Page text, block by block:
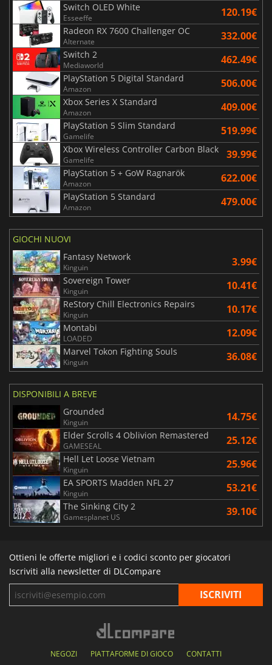
Switch OLED White
Esseeffe 120.19€
Radeon RX 7600 Challenger OC
Alternate 332.00€
Switch 2
Mediaworld 462.49€
PlayStation 5 Digital Standard
Amazon 506.00€
Xbox Series X Standard
Amazon 409.00€
PlayStation 5 Slim Standard
Gamelife 519.99€
Xbox Wireless Controller Carbon Black
Gamelife 39.99€
PlayStation 5 + GoW Ragnarök
Amazon 622.00€
PlayStation 5 Standard
Amazon 479.00€
GIOCHI NUOVI
Fantasy Network
Kinguin 3.99€
Sovereign Tower
Kinguin 10.41€
ReStory Chill Electronics Repairs
Kinguin 10.17€
Montabi
LOADED 12.09€
Marvel Tokon Fighting Souls
Kinguin 36.08€
DISPONIBILI A BREVE
Grounded
Kinguin 14.75€
Elder Scrolls 4 Oblivion Remastered
GAMESEAL 25.12€
Hell Let Loose Vietnam
Kinguin 25.96€
EA SPORTS Madden NFL 27
Kinguin 53.21€
The Sinking City 2
Gamesplanet US 39.10€
Ottieni le offerte migliori e i codici sconto per giocatori
Iscriviti alla newsletter di DLCompare
NEGOZI PIATTAFORME DI GIOCO CONTATTI